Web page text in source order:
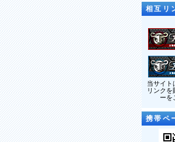
相互リ
当サイト
リンクを
ーを
携帯ペ